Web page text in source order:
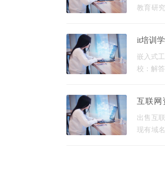
委会年
教育研
外交流
年广西
it培训
嵌入式
校：解
迎接科
国西南
互联网
域名现
出售互
现有域